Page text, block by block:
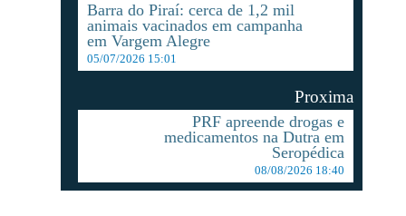
Barra do Piraí: cerca de 1,2 mil
animais vacinados em campanha
em Vargem Alegre
05/07/2026 15:01
Proxima
PRF apreende drogas e
medicamentos na Dutra em
Seropédica
08/08/2026 18:40